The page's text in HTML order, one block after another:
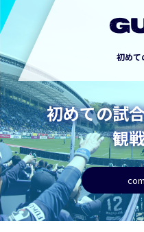
初めて
初めての試
観